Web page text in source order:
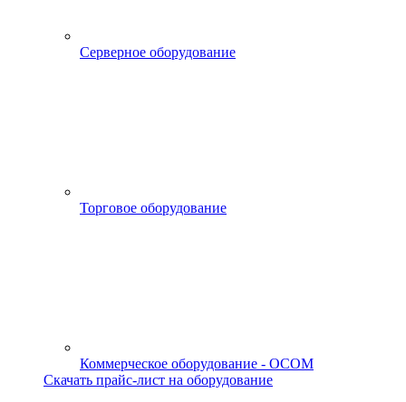
Серверное оборудование
Торговое оборудование
Коммерческое оборудование - OCOM
Скачать прайс-лист на оборудование